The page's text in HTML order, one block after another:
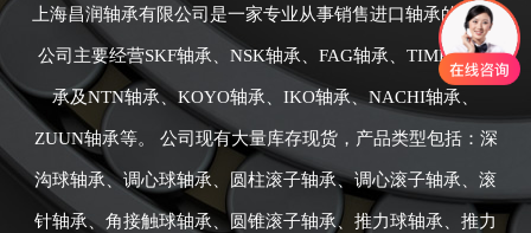
上海昌润轴承有限公司是一家专业从事销售进口轴承的公司,
公司主要经营SKF轴承、NSK轴承、FAG轴承、TIMKEN轴
承及NTN轴承、KOYO轴承、IKO轴承、NACHI轴承、
ZUUN轴承等。 公司现有大量库存现货，产品类型包括：深
沟球轴承、调心球轴承、圆柱滚子轴承、调心滚子轴承、滚
针轴承、角接触球轴承、圆锥滚子轴承、推力球轴承、推力